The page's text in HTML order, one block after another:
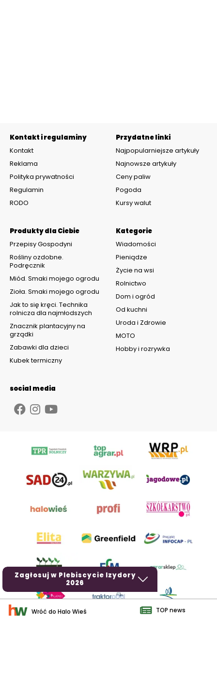
Zagłosuj w Plebiscycie Izydory
2026
Kontakt i regulaminy
Kontakt
Reklama
Polityka prywatności
Regulamin
RODO
Kategorie
Wiadomości
Pieniądze
Życie na wsi
Rolnictwo
Dom i ogród
Od kuchni
Uroda i Zdrowie
MOTO
Hobby i rozrywka
Produkty dla Ciebie
Przepisy Gospodyni
Rośliny ozdobne.
Podręcznik
Miód. Smaki mojego ogrodu
Zioła. Smaki mojego ogrodu
Jak to się kręci. Technika
rolnicza dla najmłodszych
Znacznik plantacyjny na
grządki
Zabawki dla dzieci
Kubek termiczny
Przydatne linki
Najpopularniejsze artykuły
Najnowsze artykuły
Ceny paliw
Pogoda
Kursy walut
social media
Wróć do Halo Wieś TOP news